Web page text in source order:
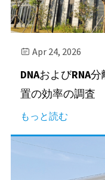
 Apr 24, 2026
DNAおよびRNA
置の効率の調査
もっと読む